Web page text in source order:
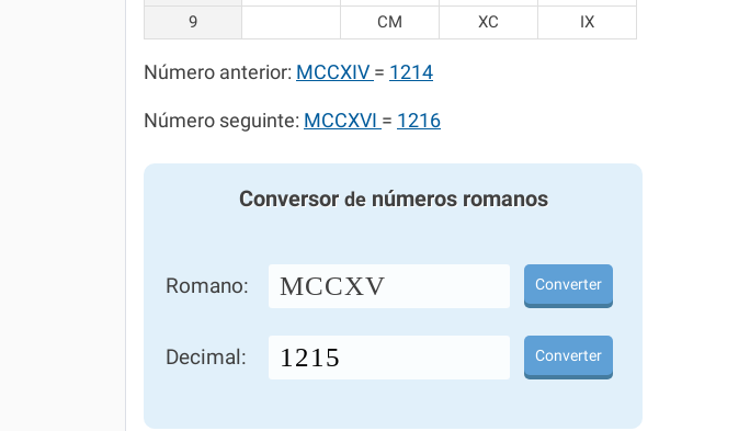
9
CM XC IX
Número anterior: MCCXIV = 1214
Número seguinte: MCCXVI = 1216
Conversor denúmeros romanos
Romano: MCCXV Converter
Decimal: Converter